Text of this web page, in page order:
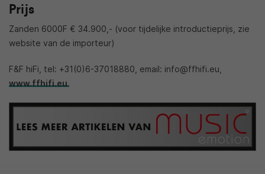
Prijs
Zanden 6000F € 34.900,- (voor tijdelijke introductieprijs, zie
website van de importeur)
F&F hiFi, tel: +31(0)6-37018880, email: info@ffhifi.eu,
www.ffhifi.eu